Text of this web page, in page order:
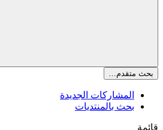
بحث متقدم…
المشاركات الجديدة
بحث بالمنتديات
قائمة